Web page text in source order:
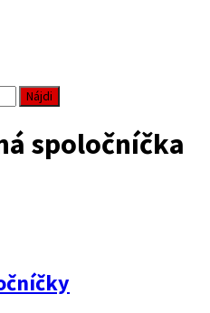
spoločníčka